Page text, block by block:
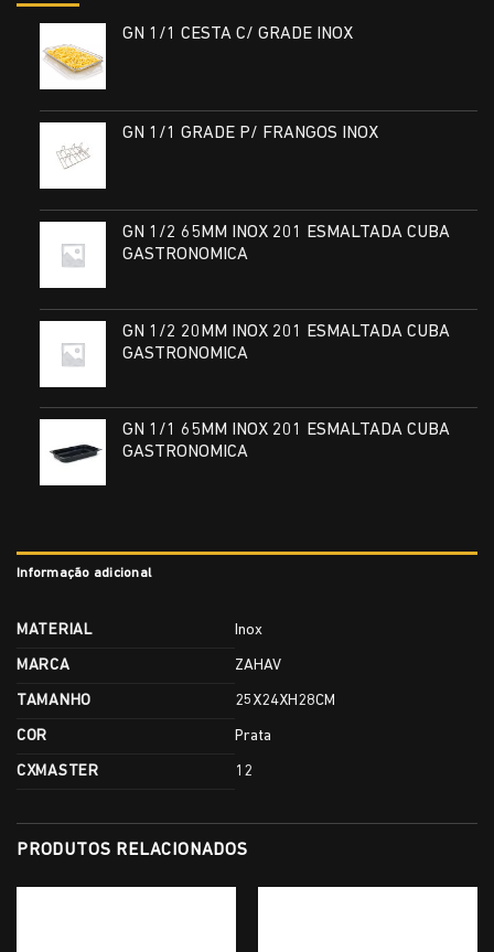
GN 1/1 CESTA C/ GRADE INOX
GN 1/1 GRADE P/ FRANGOS INOX
GN 1/2 65MM INOX 201 ESMALTADA CUBA
GASTRONOMICA
GN 1/2 20MM INOX 201 ESMALTADA CUBA
GASTRONOMICA
GN 1/1 65MM INOX 201 ESMALTADA CUBA
GASTRONOMICA
Informação adicional
MATERIAL Inox
MARCA ZAHAV
TAMANHO 25X24XH28CM
COR Prata
CXMASTER 12
PRODUTOS RELACIONADOS